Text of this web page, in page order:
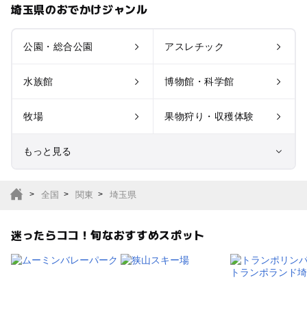
埼玉県のおでかけジャンル
公園・総合公園 アスレチック
水族館 博物館・科学館
牧場 果物狩り・収穫体験
もっと見る
サファリパーク
植物園・フラワーパー
ク
全国 関東 埼玉県
迷ったらココ！旬なおすすめスポット